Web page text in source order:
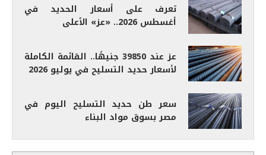
تعرف على أسعار الحديد في
أغسطس 2026.. «عز» الأعلى
عز عند 39850 جنيهًا.. القائمة الكاملة
لأسعار حديد التسليح في يوليو 2026
سعر طن حديد التسليح اليوم في
مصر بسوق مواد البناء